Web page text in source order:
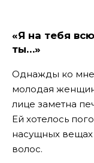
«Я на тебя
ты…»
Однажды ко мне
молодая
лице заметна
Ей хотелось
насущных
волос.